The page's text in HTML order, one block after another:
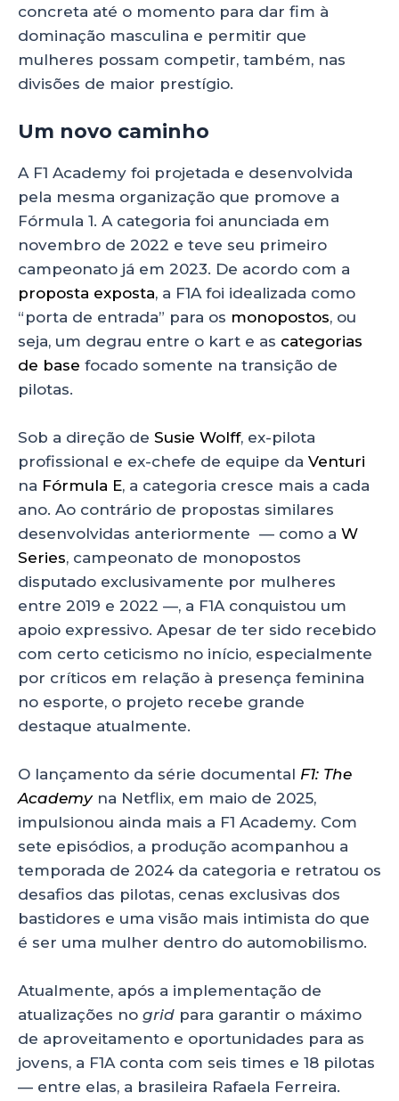
concreta até o momento para dar fim à
dominação masculina e permitir que
mulheres possam competir, também, nas
divisões de maior prestígio.
Um novo caminho
A F1 Academy foi projetada e desenvolvida
pela mesma organização que promove a
Fórmula 1. A categoria foi anunciada em
novembro de 2022 e teve seu primeiro
campeonato já em 2023. De acordo com a
proposta exposta, a F1A foi idealizada como
“porta de entrada” para os monopostos, ou
seja, um degrau entre o kart e as categorias
de base focado somente na transição de
pilotas.
Sob a direção de Susie Wolff, ex-pilota
profissional e ex-chefe de equipe da Venturi
na Fórmula E, a categoria cresce mais a cada
ano. Ao contrário de propostas similares
desenvolvidas anteriormente — como a W
Series, campeonato de monopostos
disputado exclusivamente por mulheres
entre 2019 e 2022 —, a F1A conquistou um
apoio expressivo. Apesar de ter sido recebido
com certo ceticismo no início, especialmente
por críticos em relação à presença feminina
no esporte, o projeto recebe grande
destaque atualmente.
O lançamento da série documental F1: The
Academyna Netflix, em maio de 2025,
impulsionou ainda mais a F1 Academy. Com
sete episódios, a produção acompanhou a
temporada de 2024 da categoria e retratou os
desafios das pilotas, cenas exclusivas dos
bastidores e uma visão mais intimista do que
é ser uma mulher dentro do automobilismo.
Atualmente, após a implementação de
atualizações no grid para garantir o máximo
de aproveitamento e oportunidades para as
jovens, a F1A conta com seis times e 18 pilotas
— entre elas, a brasileira Rafaela Ferreira.